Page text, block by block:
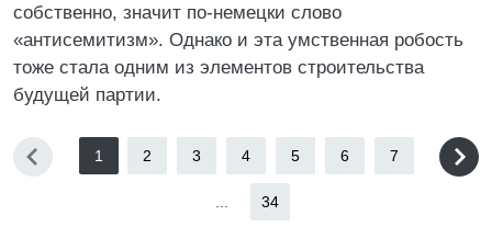
собственно, значит по-немецки слово
«антисемитизм». Однако и эта умственная робость
тоже стала одним из элементов строительства
будущей партии.
1 2 3 4 5 6 7
34